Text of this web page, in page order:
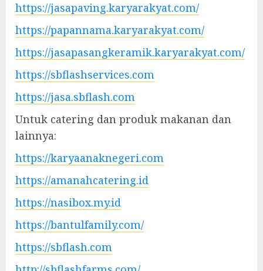
https://jasapaving.karyarakyat.com/
https://papannama.karyarakyat.com/
https://jasapasangkeramik.karyarakyat.com/
https://sbflashservices.com
https://jasa.sbflash.com
Untuk catering dan produk makanan dan
lainnya:
https://karyaanaknegeri.com
https://amanahcatering.id
https://nasibox.my.id
https://bantulfamily.com/
https://sbflash.com